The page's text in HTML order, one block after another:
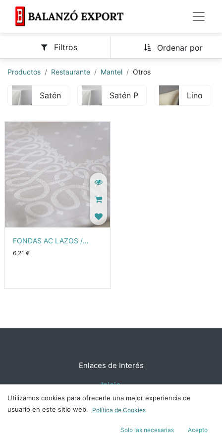
Ordenar por
Filtros
Productos Restaurante Mantel Otros
Satén Satén P Lino
FONDAS AC LAZOS /
MANTEL
6,21 €
Enlaces de Interés
Inicio
Política de Cookies
Términos y Condiciones
Utilizamos cookies para ofrecerle una mejor experiencia de
usuario en este sitio web.
Política de Cookies
Solo las necesarias Acepto